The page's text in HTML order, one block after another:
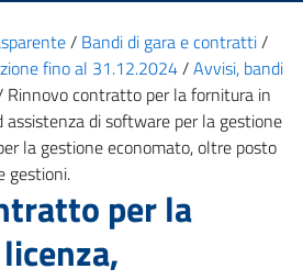
/ Bandi di gara e contratti/
fino al 31.12.2024/Avvisi, bandi
Rinnovo contratto per la fornitura in
assistenza di software per la gestione
la gestione economato, oltre posto
gestioni.
per la